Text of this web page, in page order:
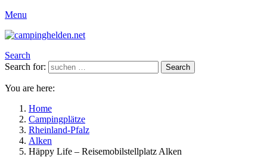
Menu
Search
Search for:
Search
You are here:
Home
Campingplätze
Rheinland-Pfalz
Alken
Häppy Life – Reisemobilstellplatz Alken